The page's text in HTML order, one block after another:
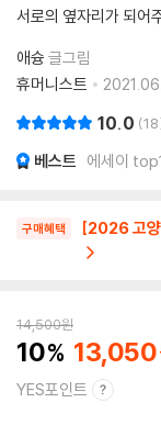
서로의 옆자리가 되어
애슝 글그림
휴머니스트
10.0 18
베스트 에세이
구매혜택 [2026 고양
14,500원
10 13,050
YES포인트